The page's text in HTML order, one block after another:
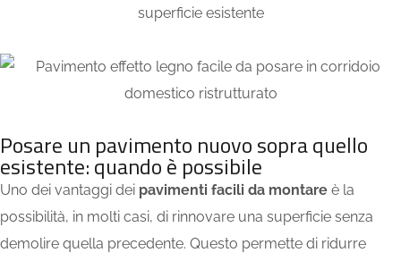
Posare un pavimento nuovo sopra quello
esistente: quando è possibile
Uno dei vantaggi dei pavimenti facili da montare è la
possibilità, in molti casi, di rinnovare una superficie senza
demolire quella precedente. Questo permette di ridurre